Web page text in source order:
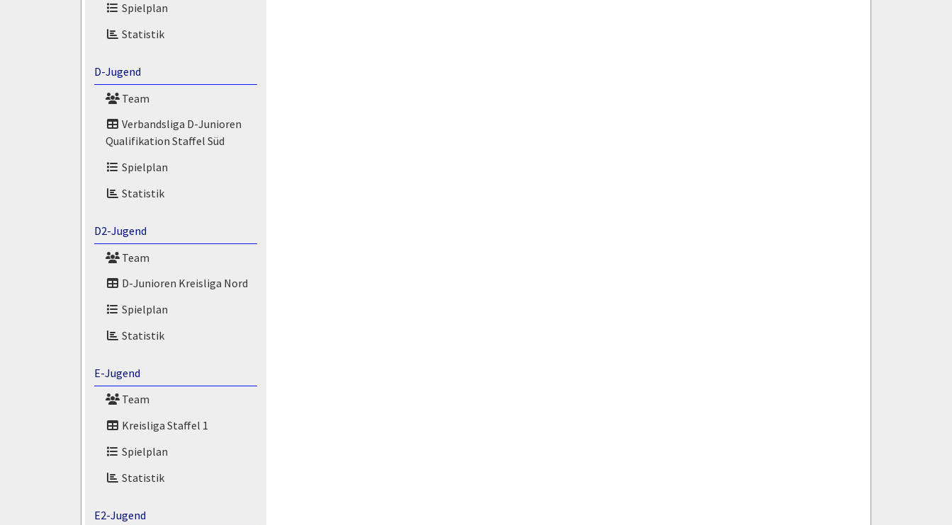
Spielplan
Statistik
D-Jugend
Team
Verbandsliga D-Junioren
Qualifikation Staffel Süd
Spielplan
Statistik
D2-Jugend
Team
D-Junioren Kreisliga Nord
Spielplan
Statistik
E-Jugend
Team
Kreisliga Staffel 1
Spielplan
Statistik
E2-Jugend